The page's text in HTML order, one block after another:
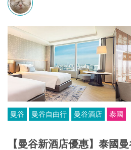
曼谷 曼谷自由行 曼谷酒店 泰國
【曼谷新酒店優惠】泰國